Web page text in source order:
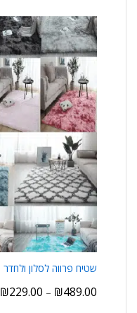
שטיח פרווה לסלון ולחדר
₪229.00 – ₪489.00